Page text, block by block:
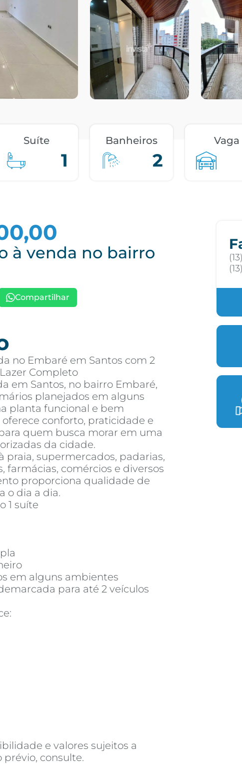
Suíte
1
Banheiros
2
Vaga
à venda no bairro
Compartilhar
no Embaré em Santos com 2
Completo
em Santos, no bairro Embaré,
planejados em alguns
planta funcional e bem
conforto, praticidade e
quem busca morar em uma
da cidade.
praia, supermercados, padarias,
farmácias, comércios e diversos
proporciona qualidade de
o dia a dia.
1 suíte
em alguns ambientes
para até 2 veículos
e valores sujeitos a
prévio, consulte.